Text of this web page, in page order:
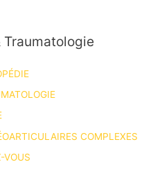
COMPLEXES
VOUS